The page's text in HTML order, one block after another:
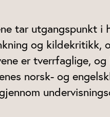
tar utgangspunkt i
og kildekritikk,
er tverrfaglige, og
norsk- og